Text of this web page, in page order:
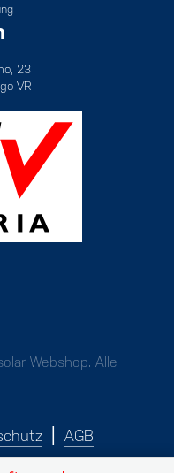
23
VR
Webshop. Alle
AGB